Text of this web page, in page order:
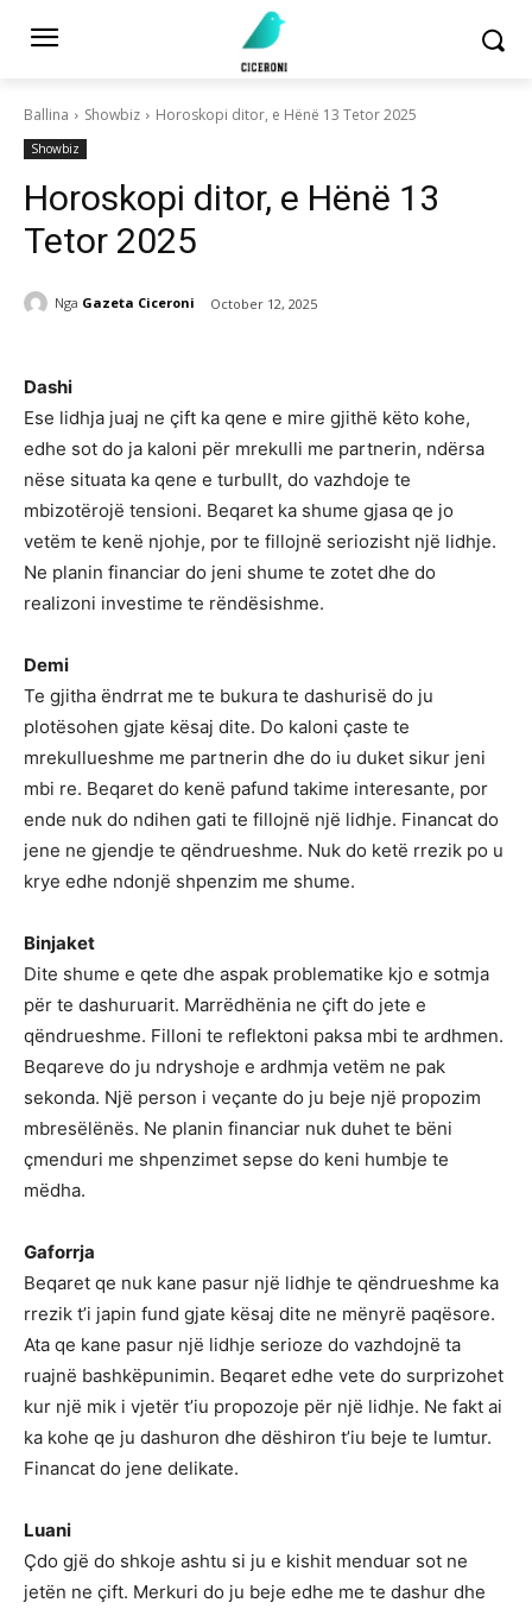
Ballina Showbiz Horoskopi ditor, e Hënë 13 Tetor 2025
Showbiz
Horoskopi ditor, e Hënë 13
Tetor 2025
Nga Gazeta Ciceroni October 12, 2025
Dashi
Ese lidhja juaj ne çift ka qene e mire gjithë këto kohe,
edhe sot do ja kaloni për mrekulli me partnerin, ndërsa
nëse situata ka qene e turbullt, do vazhdoje te
mbizotërojë tensioni. Beqaret ka shume gjasa qe jo
vetëm te kenë njohje, por te fillojnë seriozisht një lidhje.
Ne planin financiar do jeni shume te zotet dhe do
realizoni investime te rëndësishme.
Demi
Te gjitha ëndrrat me te bukura te dashurisë do ju
plotësohen gjate kësaj dite. Do kaloni çaste te
mrekullueshme me partnerin dhe do iu duket sikur jeni
mbi re. Beqaret do kenë pafund takime interesante, por
ende nuk do ndihen gati te fillojnë një lidhje. Financat do
jene ne gjendje te qëndrueshme. Nuk do ketë rrezik po u
krye edhe ndonjë shpenzim me shume.
Binjaket
Dite shume e qete dhe aspak problematike kjo e sotmja
për te dashuruarit. Marrëdhënia ne çift do jete e
qëndrueshme. Filloni te reflektoni paksa mbi te ardhmen.
Beqareve do ju ndryshoje e ardhmja vetëm ne pak
sekonda. Një person i veçante do ju beje një propozim
mbresëlënës. Ne planin financiar nuk duhet te bëni
çmenduri me shpenzimet sepse do keni humbje te
mëdha.
Gaforrja
Beqaret qe nuk kane pasur një lidhje te qëndrueshme ka
rrezik t’i japin fund gjate kësaj dite ne mënyrë paqësore.
Ata qe kane pasur një lidhje serioze do vazhdojnë ta
ruajnë bashkëpunimin. Beqaret edhe vete do surprizohet
kur një mik i vjetër t’iu propozoje për një lidhje. Ne fakt ai
ka kohe qe ju dashuron dhe dëshiron t’iu beje te lumtur.
Financat do jene delikate.
Luani
Çdo gjë do shkoje ashtu si ju e kishit menduar sot ne
jetën ne çift. Merkuri do ju beje edhe me te dashur dhe